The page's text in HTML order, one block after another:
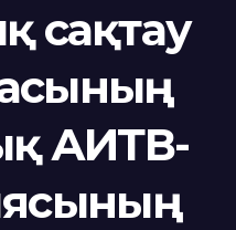
сақтау
АИТВ-